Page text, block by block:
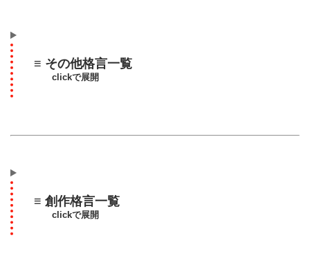
≡ その他格言一覧
clickで展開
≡ 創作格言一覧
clickで展開